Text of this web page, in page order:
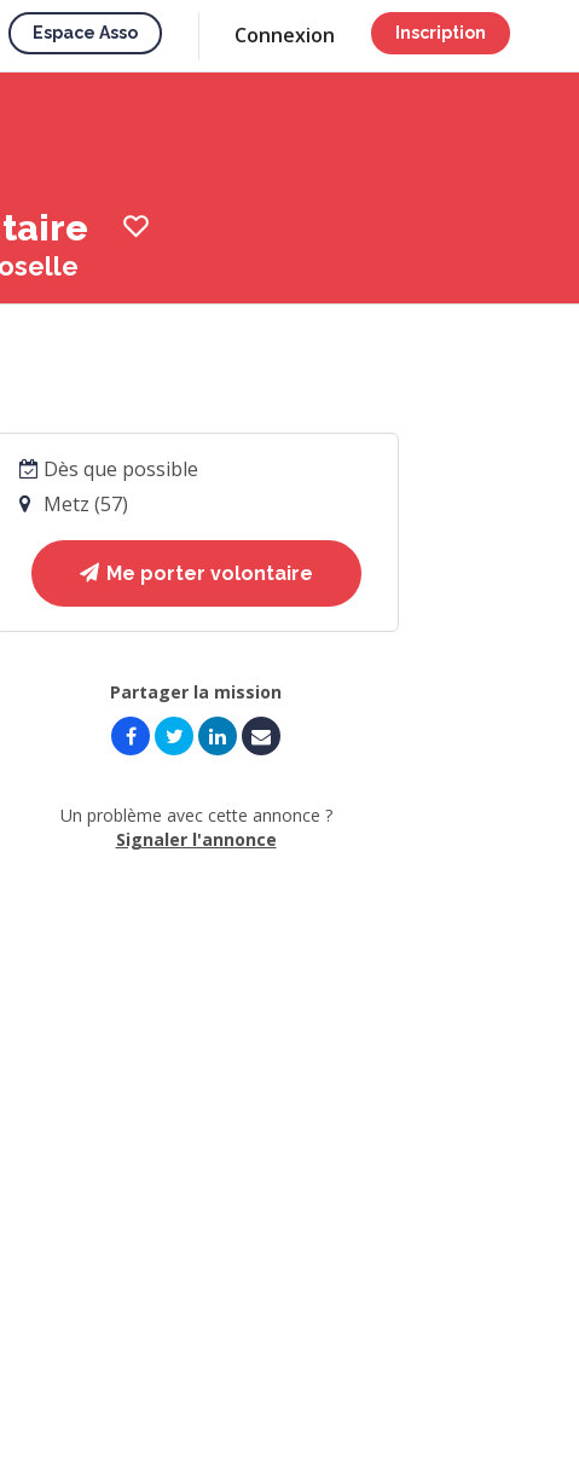
Espace Asso Connexion Inscription
Dès que possible
Metz (57)
Me porter volontaire
Partager la mission
Un problème avec cette annonce ?
Signaler l'annonce